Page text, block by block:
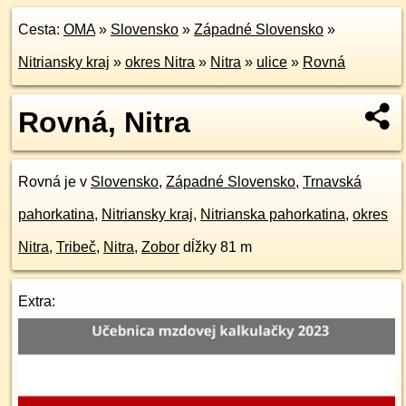
Cesta: OMA» Slovensko » Západné Slovensko »
Nitriansky kraj » okres Nitra » Nitra » ulice » Rovná
Rovná, Nitra
Rovná je v Slovensko, Západné Slovensko, Trnavská
pahorkatina, Nitriansky kraj, Nitrianska pahorkatina, okres
Nitra, Tribeč, Nitra, Zobor dĺžky 81 m
Extra: